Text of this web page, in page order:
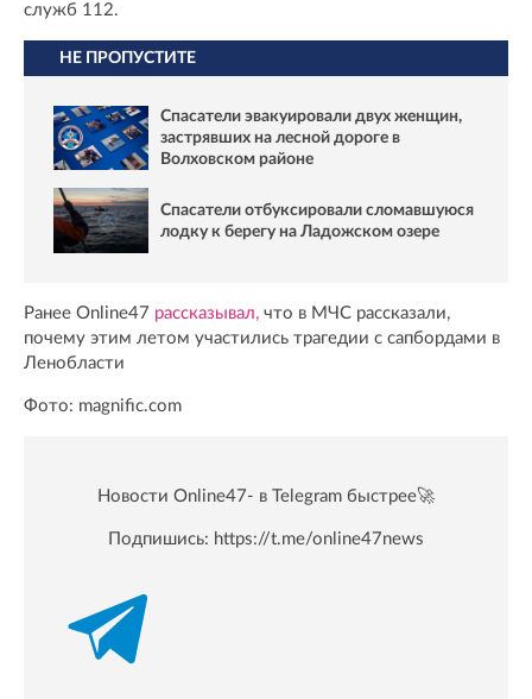
служб 112.
НЕ ПРОПУСТИТЕ
Спасатели эвакуировали двух женщин,
застрявших на лесной дороге в
Волховском районе
Спасатели отбуксировали сломавшуюся
лодку к берегу на Ладожском озере
Ранее Online47 рассказывал, что в МЧС рассказали,
почему этим летом участились трагедии с сапбордами в
Ленобласти
Фото: magnific.com
Новости Online47- в Telegram быстрее🚀
Подпишись: https://t.me/online47news